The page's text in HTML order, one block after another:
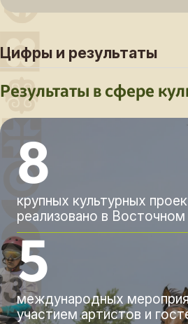
Цифры и результаты
Результаты в сфере
8
крупных культурных
реализовано в Восточном
5
международных
участием артистов и